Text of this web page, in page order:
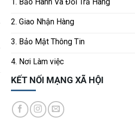
1. Bảo Hành Và Đổi Trả Hàng
2. Giao Nhận Hàng
3. Bảo Mật Thông Tin
4. Nơi Làm việc
KẾT NỐI MẠNG XÃ HỘI